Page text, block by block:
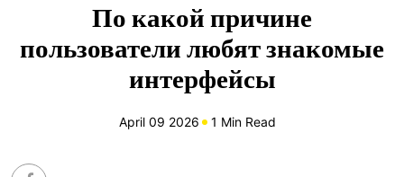
По какой причине
пользователи любят знакомые
интерфейсы
April 09 2026 1 Min Read